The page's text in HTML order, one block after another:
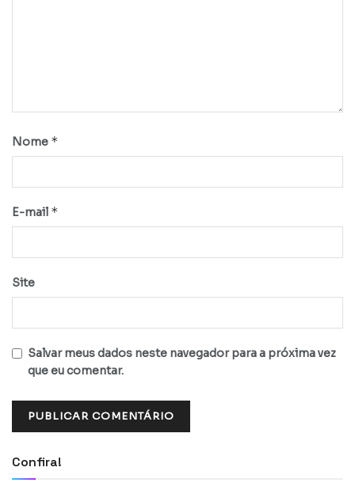
Nome *
E-mail *
Site
Salvar meus dados neste navegador para a próxima vez
que eu comentar.
Confira!